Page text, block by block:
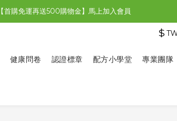
【限時特惠】全館滿1,000送500購物金！
【首購免運再送500購物金】馬上加入會員
$
健康問卷 認證標章 配方小學堂 專業團隊